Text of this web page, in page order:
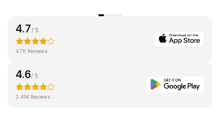
4.7 / 5
47K Reviews
4.6/ 5
1.4M Reviews